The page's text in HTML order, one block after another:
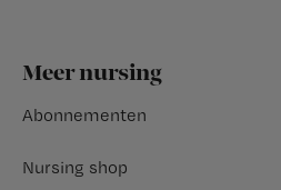
Footer
Meer nursing
Abonnementen
Nursing shop